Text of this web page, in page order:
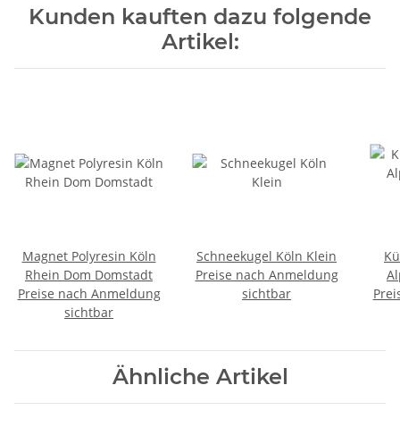
Kunden kauften dazu folgende
Artikel:
Magnet Polyresin Köln
Rhein Dom Domstadt
Preise nach Anmeldung
sichtbar
Schneekugel Köln Klein
Preise nach Anmeldung
sichtbar
Ähnliche Artikel